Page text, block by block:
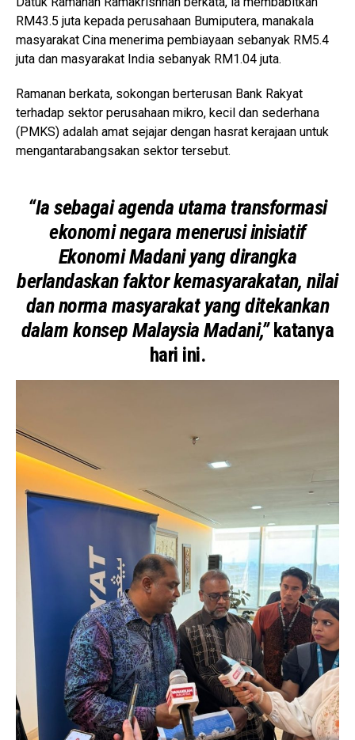
RM43.5 juta kepada perusahaan Bumiputera, manakala
masyarakat Cina menerima pembiayaan sebanyak RM5.4
juta dan masyarakat India sebanyak RM1.04 juta.
Ramanan berkata, sokongan berterusan Bank Rakyat
terhadap sektor perusahaan mikro, kecil dan sederhana
(PMKS) adalah amat sejajar dengan hasrat kerajaan untuk
mengantarabangsakan sektor tersebut.
“Ia sebagai agenda utama transformasi
ekonomi negara menerusi inisiatif
Ekonomi Madani yang dirangka
berlandaskan faktor kemasyarakatan, nilai
dan norma masyarakat yang ditekankan
dalam konsep Malaysia Madani,”katanya
hari ini.